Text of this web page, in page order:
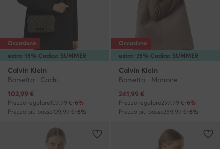
extra -15% Codice: SUMMER
Occasione
Calvin Klein
Borsetta · Cachi
Prezzo attuale
102,99 €
Prezzo regolare109,99 €-6%
Prezzo più basso109,99 €-6%
extra -25% Codice: SUMMER
Occasione
Calvin Klein
Borsetta · Marrone
Prezzo attuale
241,99 €
Prezzo regolare259,99 €-6%
Prezzo più basso259,99 €-6%